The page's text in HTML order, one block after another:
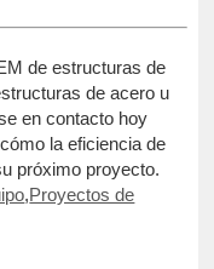
de estructuras de
de acero u
en contacto hoy
la eficiencia de
próximo proyecto.
,Proyectos de